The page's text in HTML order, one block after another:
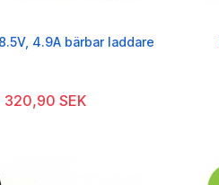
4.9A bärbar laddare
320,90 SEK